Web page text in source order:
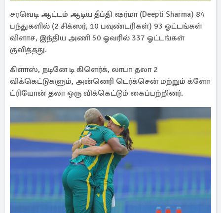
சரவெடி ஆட்டம் ஆடிய தீப்தி ஷர்மா (Deepti Sharma) 84
பந்துகளில் (2 சிக்ஸர், 10 பவுண்டரிகள்) 93 ஓட்டங்கள்
விளாச, இந்திய அணி 50 ஓவரில் 337 ஓட்டங்கள்
குவித்தது.
கிளாஸ், நடினே டி கிளெர்க், லாபா தலா 2
விக்கெட்டுகளும், அன்னெரி டெர்க்சென் மற்றும் க்ளோ
ட்ரியோன் தலா ஒரு விக்கெட்டும் கைப்பற்றினர்.